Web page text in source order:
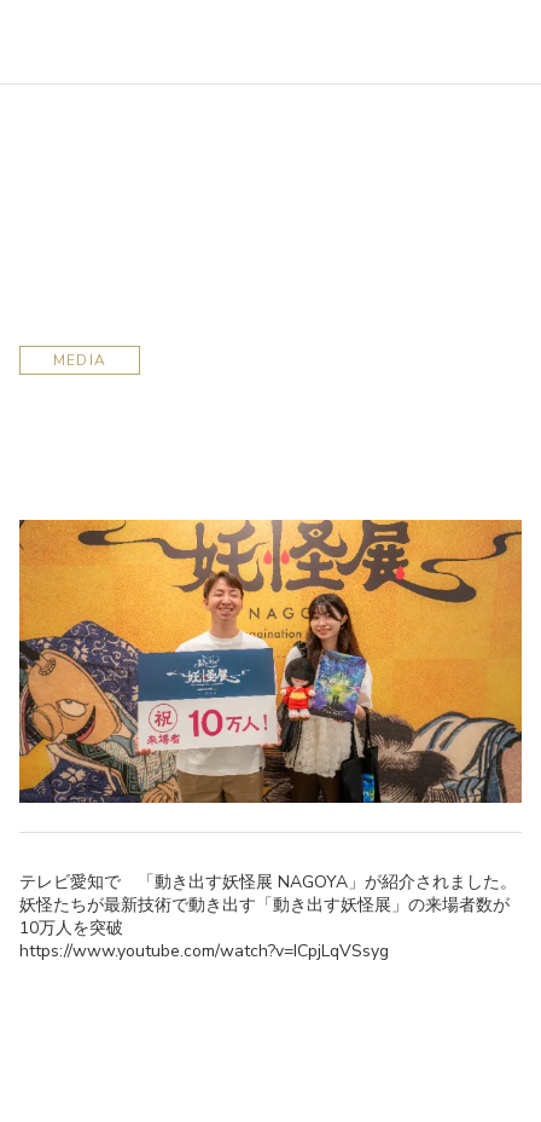
MEDIA
テレビ愛知で 「動き出す妖怪展 NAGOYA」が紹介されました。
妖怪たちが最新技術で動き出す「動き出す妖怪展」の来場者数が
10万人を突破
https://www.youtube.com/watch?v=ICpjLqVSsyg